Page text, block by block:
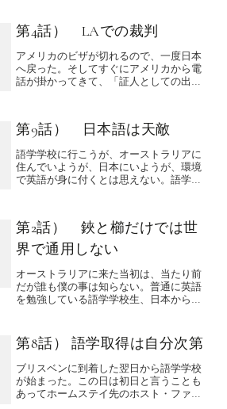
第4話） LAでの裁判
アメリカのビザが切れるので、一度日本
へ戻った。そしてすぐにアメリカから電
話が掛かってきて、「証人としての出廷
損失分のお金は全額戻ってくるとは思っ
てなかったが、アメリカの...
第9話） 日本語は天敵
語学学校に行こうが、オーストラリアに
住んでいようが、日本にいようが、環境
で英語が身に付くとは思えない。語学は
程度の授業である。先生は生徒に飽きさ
せないように歌を歌った...
第2話） 鋏と櫛だけでは世
界で通用しない
オーストラリアに来た当初は、当たり前
だが誰も僕の事は知らない。普通に英語
を勉強している語学学校生、日本から来
「殆ど全部」って感じだった。銀行へ行
っても「英語を話せる人を連れ...
第8話） 語学取得は自分次第
ブリスベンに到着した翌日から語学学校
が始まった。この日は初日と言うことも
あってホームステイ先のホスト・ファザ